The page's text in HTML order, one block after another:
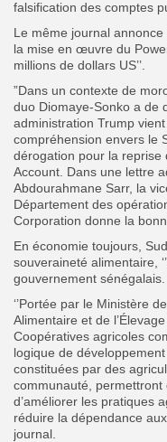
falsification des comptes
Le même journal annonce
la mise en œuvre du
millions de dollars US’’.
”Dans un contexte de
duo Diomaye-Sonko a de
administration Trump
compréhension envers le
dérogation pour la reprise
Account. Dans une lettre
Abdourahmane Sarr, la
Département des
Corporation donne la
En économie toujours,
souveraineté alimentaire,
gouvernement sénégalais.
‘’Portée par le Ministère
Alimentaire et de
Coopératives agricoles
logique de
constituées par des
communauté,
d’améliorer les pratiques
réduire la dépendance
journal.